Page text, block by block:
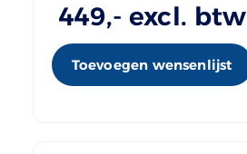
449,- excl. btw
Toevoegen wensenlijst